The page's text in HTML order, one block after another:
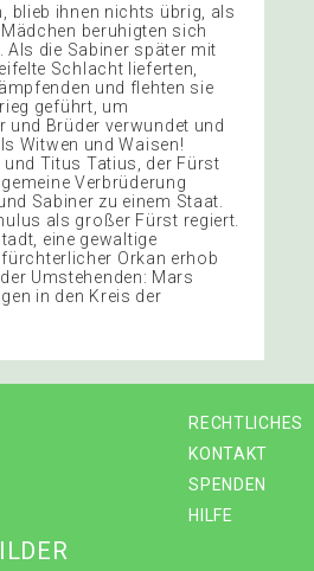
blieb ihnen nichts übrig, als
beruhigten sich
Als die Sabiner später mit
Schlacht lieferten,
und flehten sie
geführt, um
und Brüder verwundet und
Witwen und Waisen!
Titus Tatius, der Fürst
Verbrüderung
Sabiner zu einem Staat.
als großer Fürst regiert.
eine gewaltige
Orkan erhob
Umstehenden: Mars
in den Kreis der
RECHTLICHES
KONTAKT
SPENDEN
HILFE